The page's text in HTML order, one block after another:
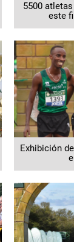
5500
este
Exhibición